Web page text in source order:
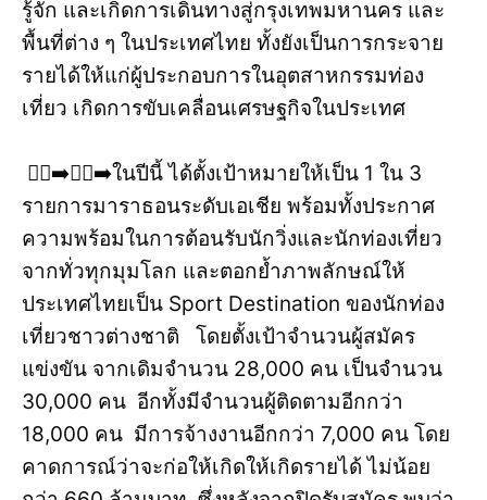
รู้จัก และเกิดการเดินทางสู่กรุงเทพมหานคร และ
พื้นที่ต่าง ๆ ในประเทศไทย ทั้งยังเป็นการกระจาย
รายได้ให้แก่ผู้ประกอบการในอุตสาหกรรมท่อง
เที่ยว เกิดการขับเคลื่อนเศรษฐกิจในประเทศ
🏃‍♂️‍➡️🏃‍♂️‍➡️ในปีนี้ ได้ตั้งเป้าหมายให้เป็น 1 ใน 3
รายการมาราธอนระดับเอเชีย พร้อมทั้งประกาศ
ความพร้อมในการต้อนรับนักวิ่งและนักท่องเที่ยว
จากทั่วทุกมุมโลก และตอกย้ำภาพลักษณ์ให้
ประเทศไทยเป็น Sport Destination ของนักท่อง
เที่ยวชาวต่างชาติ โดยตั้งเป้าจำนวนผู้สมัคร
แข่งขัน จากเดิมจำนวน 28,000 คน เป็นจำนวน
30,000 คน อีกทั้งมีจำนวนผู้ติดตามอีกกว่า
18,000 คน มีการจ้างงานอีกกว่า 7,000 คน โดย
คาดการณ์ว่าจะก่อให้เกิดให้เกิดรายได้ ไม่น้อย